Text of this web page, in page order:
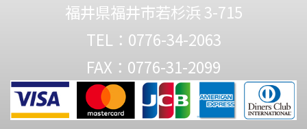
福井県福井市若杉浜 3-715
TEL：0776-34-2063
FAX：0776-31-2099